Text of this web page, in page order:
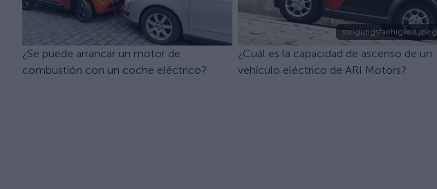
¿Se puede arrancar un motor de
combustión con un coche eléctrico?
steigungsfaehigkeit.jpeg
¿Cuál es la capacidad de ascenso de un
vehículo eléctrico de ARI Motors?